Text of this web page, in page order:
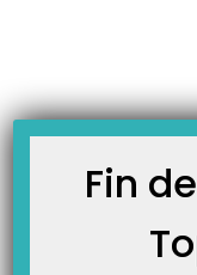
Ce guide d’utilisateur
vous pouvez utiliser
personnelles. Guide de
Fin